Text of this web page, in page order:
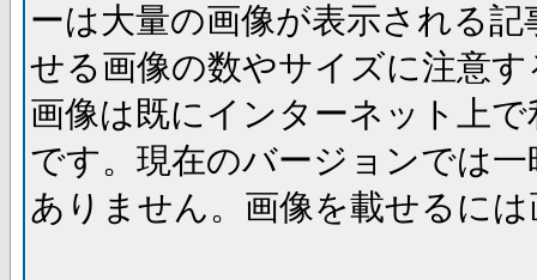
ーは大量の画像が表示される
せる画像の数やサイズに注意
画像は既にインターネット上
です。現在のバージョンでは
ありません。画像を載せるに